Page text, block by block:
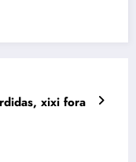
xixi fora